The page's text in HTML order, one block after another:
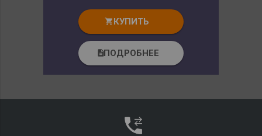
shopping_cart КУПИТЬ
descriptionПОДРОБНЕЕ